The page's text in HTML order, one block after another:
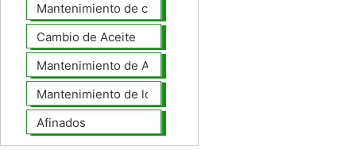
Mantenimiento de coches General
Cambio de Aceite
Mantenimiento de Automotores Profesional
Mantenimiento de los neumáticos
Afinados